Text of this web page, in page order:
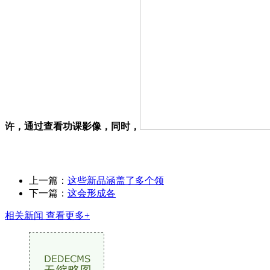
许，通过查看功课影像，同时，
上一篇： 这些新品涵盖了多个领
下一篇： 这会形成各
相关新闻 查看更多+